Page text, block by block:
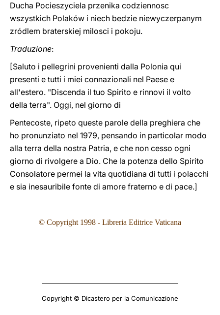
Ducha Pocieszyciela przenika codziennosc
wszystkich Polaków i niech bedzie niewyczerpanym
zródlem braterskiej milosci i pokoju.
Traduzione:
[Saluto i pellegrini provenienti dalla Polonia qui
presenti e tutti i miei connazionali nel Paese e
all'estero. "Discenda il tuo Spirito e rinnovi il volto
della terra". Oggi, nel giorno di
Pentecoste, ripeto queste parole della preghiera che
ho pronunziato nel 1979, pensando in particolar modo
alla terra della nostra Patria, e che non cesso ogni
giorno di rivolgere a Dio. Che la potenza dello Spirito
Consolatore permei la vita quotidiana di tutti i polacchi
e sia inesauribile fonte di amore fraterno e di pace.]
© Copyright 1998 - Libreria Editrice Vaticana
Copyright © Dicastero per la Comunicazione